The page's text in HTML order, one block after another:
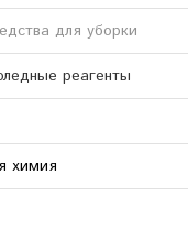
для уборки
реагенты
химия